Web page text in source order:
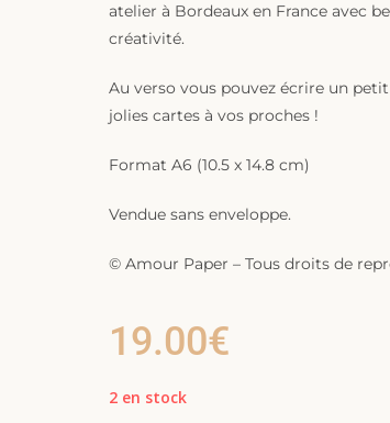
atelier à Bordeaux en France avec
créativité.
Au verso vous pouvez écrire un
jolies cartes à vos proches !
Format A6 (10.5 x 14.8 cm)
Vendue sans enveloppe.
© Amour Paper – Tous droits de
19.00€
2 en stock